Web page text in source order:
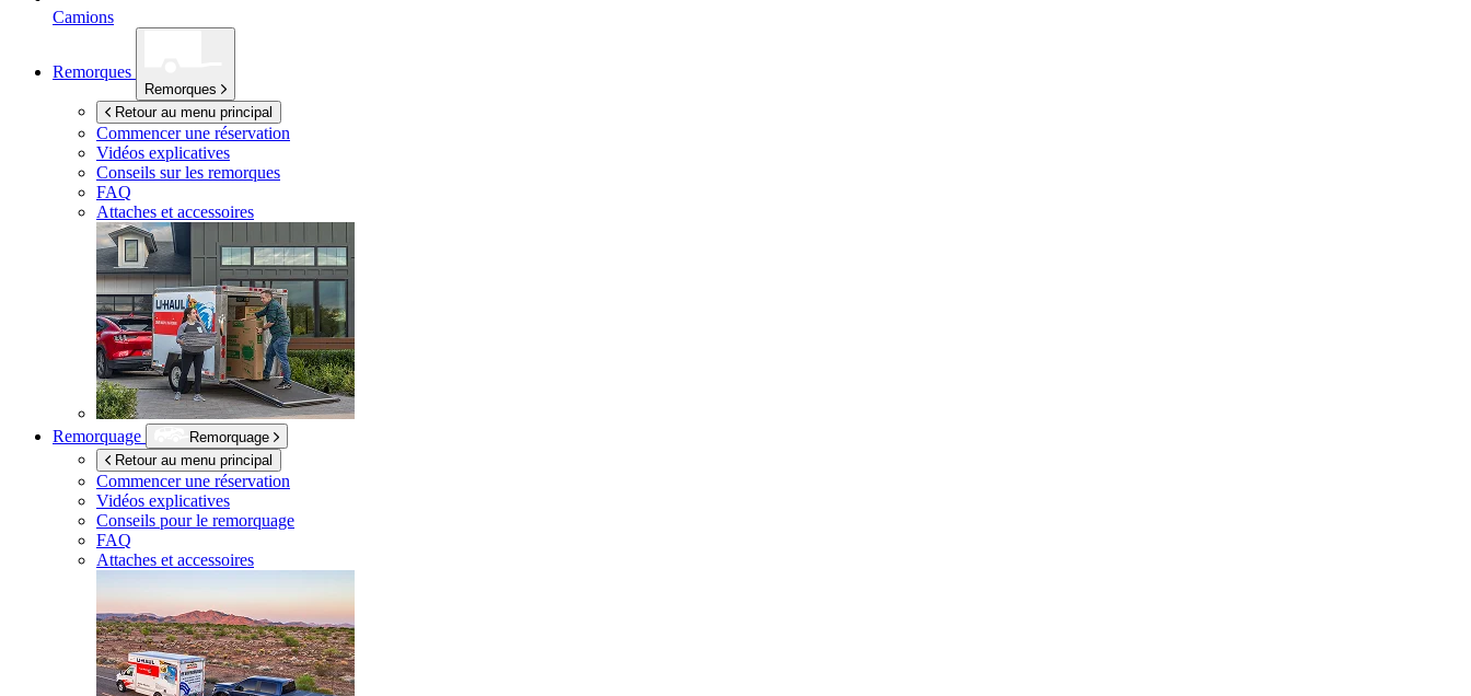
Camions
Remorques
Remorques
Retour au menu principal
Commencer une réservation
Vidéos explicatives
Conseils sur les remorques
FAQ
Attaches et accessoires
Remorquage
Remorquage
Retour au menu principal
Commencer une réservation
Vidéos explicatives
Conseils pour le remorquage
FAQ
Attaches et accessoires